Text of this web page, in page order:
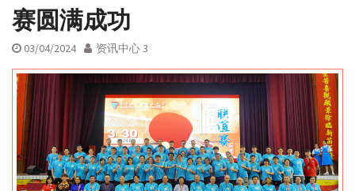
赛圆满成功
03/04/2024 资讯中心 3